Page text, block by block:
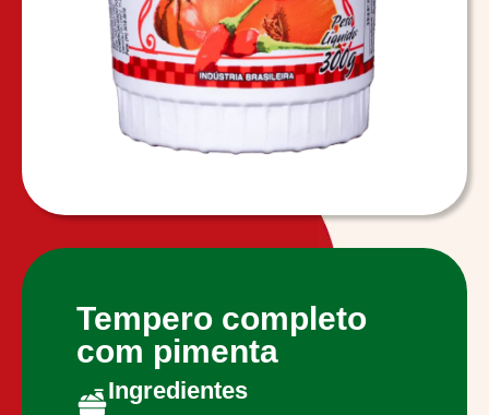
Tempero completo
com pimenta
Ingredientes